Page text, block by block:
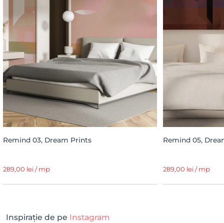
Remind 03, Dream Prints
289,00 lei / mp
Remind 05,
289,00 lei / mp
Inspirație de pe Instagram